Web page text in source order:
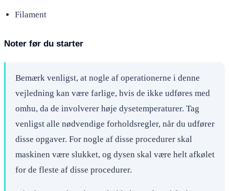
Filament
Noter før du starter
Bemærk venligst, at nogle af operationerne i denne
vejledning kan være farlige, hvis de ikke udføres med
omhu, da de involverer høje dysetemperaturer. Tag
venligst alle nødvendige forholdsregler, når du udfører
disse opgaver. For nogle af disse procedurer skal
maskinen være slukket, og dysen skal være helt afkølet
for de fleste af disse procedurer.